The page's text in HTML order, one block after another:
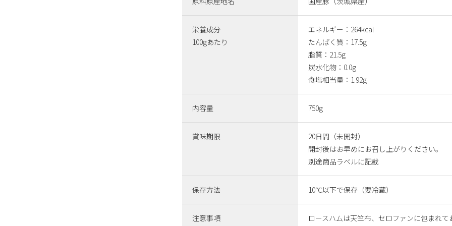
栄養成分
100gあたり
エネルギー：264kcal
たんぱく質：17.5g
脂質：21.5g
炭水化物：0.0g
食塩相当量：1.92g
内容量 750g
賞味期限
20日間（未開封）
開封後はお早めにお召し上がりください。
別途商品ラベルに記載
保存方法 10℃以下で保存（要冷蔵）
注意事項
ロースハムは天竺布、セロファンに包まれて